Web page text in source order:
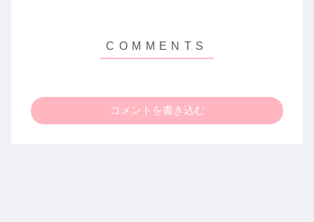
コメントを書き込む